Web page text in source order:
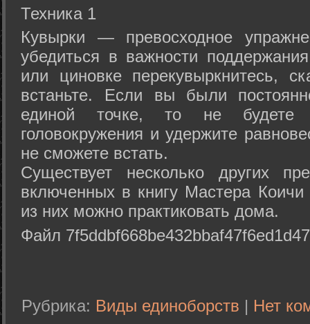
Техника 1
Кувырки — превосходное
убедиться в важности
или циновке перекувыркнитесь,
встаньте. Если вы были
единой точке, то не будете
головокружения и удержите
не сможете встать.
Существует несколько других
включенных в книгу Мастера
из них можно практиковать дома.
Файл
Рубрика: Виды единоборств | Нет